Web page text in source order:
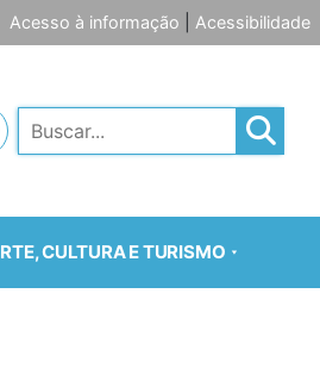
Acesso à informação Acessibilidade
Pesquisar
CULTURA E TURISMO